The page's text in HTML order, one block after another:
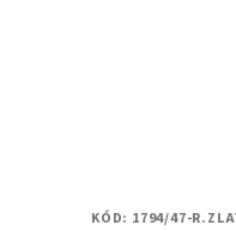
KÓD: 1794/47-